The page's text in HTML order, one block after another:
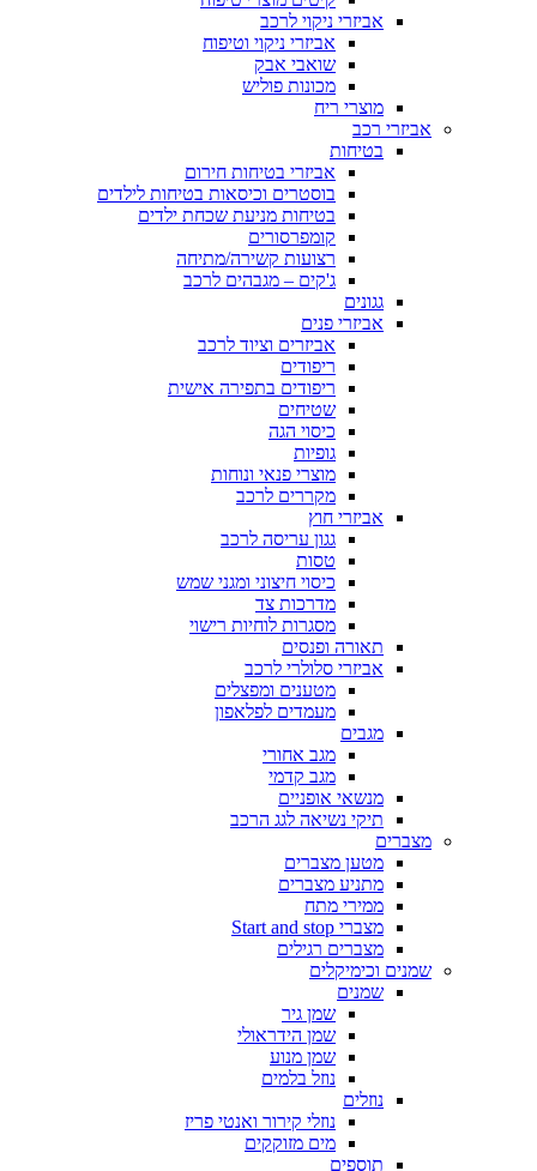
אביזרי ניקוי לרכב
אביזרי ניקוי וטיפוח
שואבי אבק
מכונות פוליש
מוצרי ריח
אביזרי רכב
בטיחות
אביזרי בטיחות חירום
בוסטרים וכיסאות בטיחות לילדים
בטיחות מניעת שכחת ילדים
קומפרסורים
רצועות קשירה/מתיחה
ג'קים – מגבהים לרכב
גגונים
אביזרי פנים
אביזרים וציוד לרכב
ריפודים
ריפודים בתפירה אישית
שטיחים
כיסוי הגה
גופיות
מוצרי פנאי ונוחות
מקררים לרכב
אביזרי חוץ
גגון עריסה לרכב
טסות
כיסוי חיצוני ומגני שמש
מדרכות צד
מסגרות לוחיות רישוי
תאורה ופנסים
אביזרי סלולרי לרכב
מטענים ומפצלים
מעמדים לפלאפון
מגבים
מגב אחורי
מגב קדמי
מנשאי אופניים
תיקי נשיאה לגג הרכב
מצברים
מטען מצברים
מתניע מצברים
ממירי מתח
מצברי Start and stop
מצברים רגילים
שמנים וכימיקלים
שמנים
שמן גיר
שמן הידראולי
שמן מנוע
נוזל בלמים
נוזלים
נוזלי קירור ואנטי פריז
מים מזוקקים
תוספים